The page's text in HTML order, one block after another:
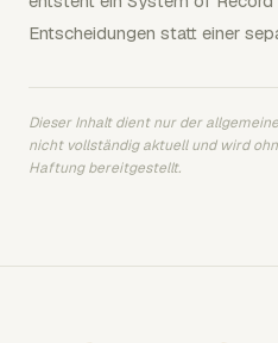
Entscheidungen statt einer
Dieser Inhalt dient nur der
nicht vollständig aktuell und wird
Haftung bereitgestellt.